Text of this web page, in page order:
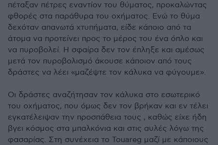
πέταξαν πέτρες εναντίον του θύματος, προκαλώντας
φθορές στα παράθυρα του οχήματος. Ενώ το θύμα
δεχόταν απανωτά χτυπήματα, είδε κάποιο από τα
άτομα να προτείνει προς το μέρος του ένα όπλο και
να πυροβολεί. Η σφαίρα δεν τον έπληξε και αμέσως
μετά τον πυροβολισμό άκουσε κάποιον από τους
δράστες να λέει «μαζέψτε τον κάλυκα να φύγουμε».
Οι δράστες αναζήτησαν τον κάλυκα στο εσωτερικό
του οχήματος, που όμως δεν τον βρήκαν και εν τέλει
εγκατέλειψαν την προσπάθεια τους , καθώς είχε ήδη
βγει κόσμος στα μπαλκόνια και στις αυλές λόγω της
φασαρίας. Στη συνέχεια το Touareg μαζί με κάποιους